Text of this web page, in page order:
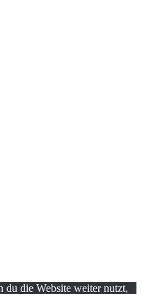
du die Website weiter nutzt,